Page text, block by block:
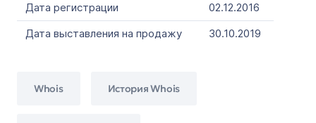
Дата регистрации
02.12.2016
Дата выставления на продажу
30.10.2019
Whois История Whois